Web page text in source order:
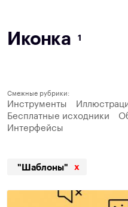
И конка 1
Смежные рубрики:
Инструменты
Бесплатные исходники
Интерфейсы
"Шаблоны" x